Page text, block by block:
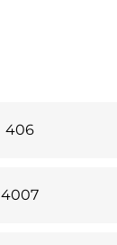
406
4007